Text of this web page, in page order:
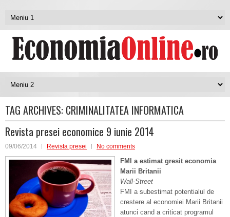
TAG ARCHIVES: CRIMINALITATEA INFORMATICA
Revista presei economice 9 iunie 2014
09/06/2014 Revista presei No comments
FMI a estimat gresit economia
Marii Britanii
Wall-Street
FMI a subestimat potentialul de
crestere al economiei Marii Britanii
atunci cand a criticat programul